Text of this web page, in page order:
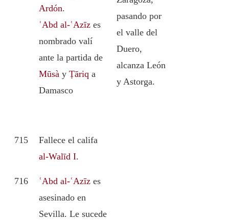
Ardón.
ʿAbd al-ʿAzīz es
nombrado valí
ante la partida de
Mūsà y Ṭāriq a
Damasco
pasando por
el valle del
Duero,
alcanza León
y Astorga.
715
Fallece el califa
al-Walīd I.
716 ʿAbd al-ʿAzīz es
asesinado en
Sevilla. Le sucede